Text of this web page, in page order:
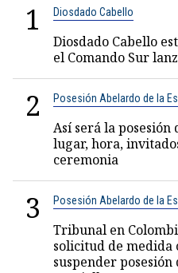
1 Diosdado Cabello
Diosdado Cabello
el Comando Sur
2 Posesión Abelardo de la
Así será la
lugar, hora,
ceremonia
3 Posesión Abelardo de la
Tribunal en
solicitud de
suspender